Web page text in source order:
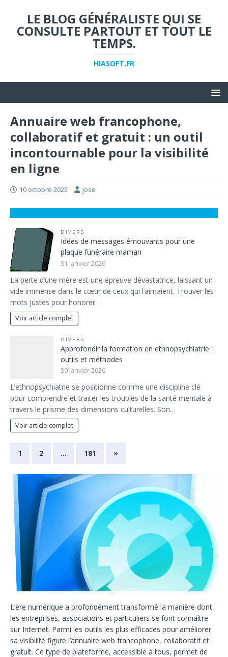
LE BLOG GÉNÉRALISTE QUI SE
CONSULTE PARTOUT ET TOUT LE
TEMPS.
HIASOFT.FR
Annuaire web francophone,
collaboratif et gratuit : un outil
incontournable pour la visibilité
en ligne
10 octobre 2025 jose
DIVERS
Idées de messages émouvants pour une
plaque funéraire maman
31 janvier 2026
La perte d’une mère est une épreuve dévastatrice, laissant un
vide immense dans le cœur de ceux qui l’aimaient. Trouver les
mots justes pour honorer…
Voir article complet
DIVERS
Approfondir la formation en ethnopsychiatrie :
outils et méthodes
30 janvier 2026
L’ethnopsychiatrie se positionne comme une discipline clé
pour comprendre et traiter les troubles de la santé mentale à
travers le prisme des dimensions culturelles. Son…
Voir article complet
1 2 … 181 »
L’ère numérique a profondément transformé la manière dont
les entreprises, associations et particuliers se font connaître
sur Internet. Parmi les outils les plus efficaces pour améliorer
sa visibilité figure l’annuaire web francophone, collaboratif et
gratuit. Ce type de plateforme, accessible à tous, permet de